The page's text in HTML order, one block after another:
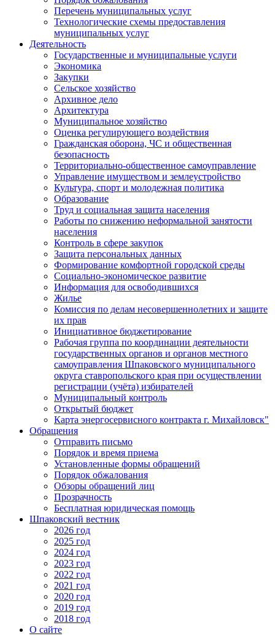
Перечень муниципальных услуг
Технологические схемы предоставления
муниципальных услуг
Деятельность
Государственные и муниципальные услуги
Экономика
Закупки
Сельское хозяйство
Архивное дело
Архитектура
Муниципальное хозяйство
Оценка регулирующего воздействия
Гражданская оборона, ЧС и общественная
безопасность
Территориально-общественное самоуправление
Управление имуществом и землеустройство
Культура, спорт и молодежная политика
Образование
Труд и социальная защита населения
Работы по снижению неформальной занятости
населения
Контроль в сфере закупок
Защита персональных данных
Формирование комфортной городской среды
Социально-экономическое развитие
Информация для освободившихся
Жилье
Комиссия по делам несовершеннолетних и защите
их прав
Инициативное бюджетирование
Рабочая группа по координации деятельности
государственных органов и органов местного
самоуправления Шпаковского муниципального
округа ставропольского края при осуществлении
регистрации (учёта) избирателей
Муниципальный контроль
Открытый бюджет
Карта энергосервисного контракта г. Михайловск"
Обращения
Отправить письмо
Порядок и время приема
Установленные формы обращений
Порядок обжалования
Обзоры обращений лиц
Прозрачность
Бесплатная юридическая помощь
Шпаковский вестник
2026 год
2025 год
2024 год
2023 год
2022 год
2021 год
2020 год
2019 год
2018 год
О сайте